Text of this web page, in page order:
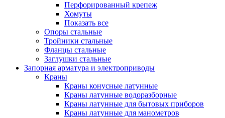
Перфорированный крепеж
Хомуты
Показать все
Опоры стальные
Тройники стальные
Фланцы стальные
Заглушки стальные
Запорная арматура и электроприводы
Краны
Краны конусные латунные
Краны латунные водоразборные
Краны латунные для бытовых приборов
Краны латунные для манометров